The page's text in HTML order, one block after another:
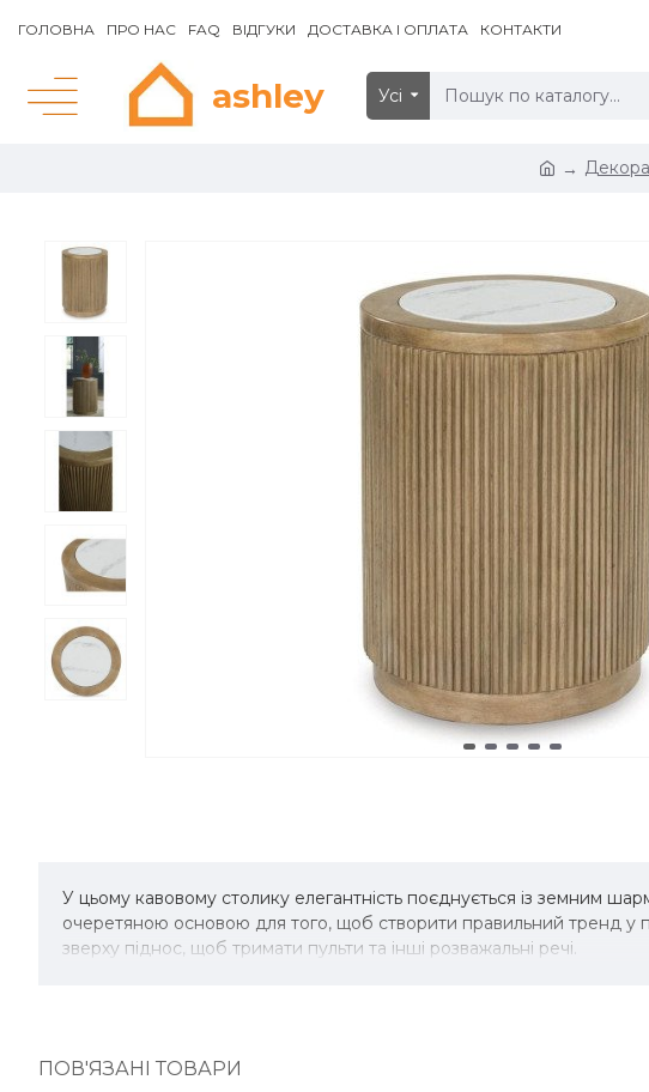
ГОЛОВНА ПРО НАС FAQ ВІДГУКИ ДОСТАВКА І ОПЛАТА КОНТАКТИ
ashley Усі
У цьому кавовому столику елегантність поєднується із земним
очеретяною основою для того, щоб створити правильний тренд у
зверху піднос, щоб тримати пульти та інші розважальні речі.
ПОВ'ЯЗАНІ ТОВАРИ